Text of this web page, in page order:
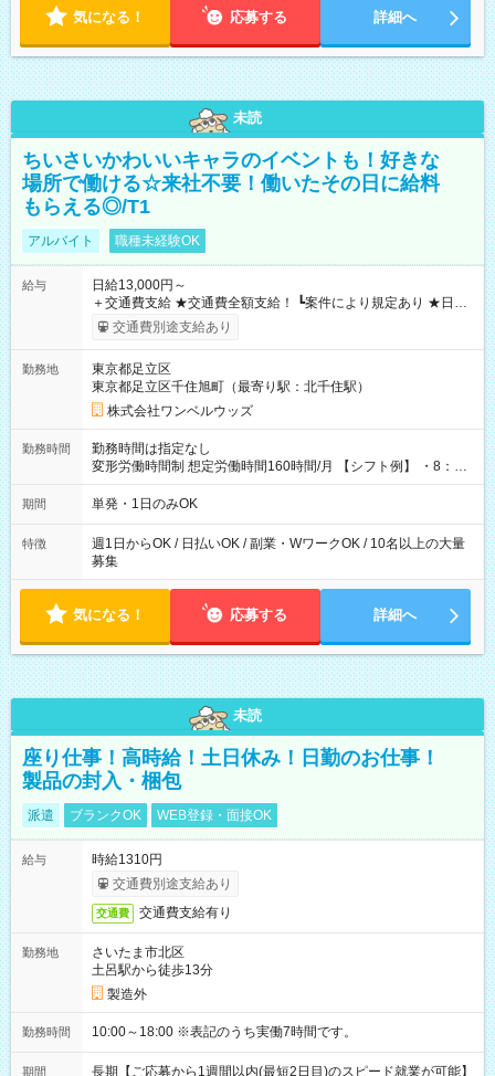
気になる！ 応募する 詳細へ
未読
ちいさいかわいいキャラのイベントも！好きな
場所で働ける☆来社不要！働いたその日に給料
もらえる◎/T1
アルバイト 職種未経験OK
給与
日給13,000円～
＋交通費支給 ★交通費全額支給！ ┗案件により規定あり ★日払
いOK！（規定あり） ┗働いたその日に現金GET♪ お仕事後はコ
ンビニATMから 日払い分を引き落とせます！ 【試用期間】試
交通費別途支給あり
勤務地
東京都足立区
東京都足立区千住旭町（最寄り駅：北千住駅）
株式会社ワンベルウッズ
勤務時間
勤務時間は指定なし
変形労働時間制 想定労働時間160時間/月 【シフト例】 ・8：00
～21：00
期間 単発・1日のみOK
特徴
週1日からOK / 日払いOK / 副業・WワークOK / 10名以上の大量
募集
気になる！ 応募する 詳細へ
未読
座り仕事！高時給！土日休み！日勤のお仕事！
製品の封入・梱包
派遣 ブランクOK WEB登録・面接OK
給与
時給1310円
交通費別途支給あり
交通費 交通費支給有り
勤務地
さいたま市北区
土呂駅から徒歩13分
製造外
勤務時間 10:00～18:00 ※表記のうち実働7時間です。
期間
長期【ご応募から1週間以内(最短2日目)のスピード就業が可能】